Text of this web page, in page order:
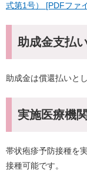
式第1号） [PDFファ
助成金支払
助成金は償還払いと
実施医療機
帯状疱疹予防接種を
接種可能です。